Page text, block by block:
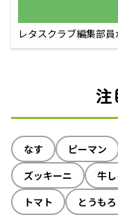
レタスクラブ編集部
注
なす ピーマン
ズッキーニ
牛
トマト
とうも